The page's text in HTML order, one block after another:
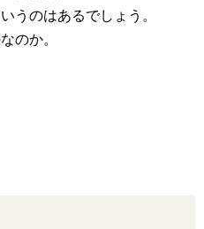
うのはあるでしょう。
のか。